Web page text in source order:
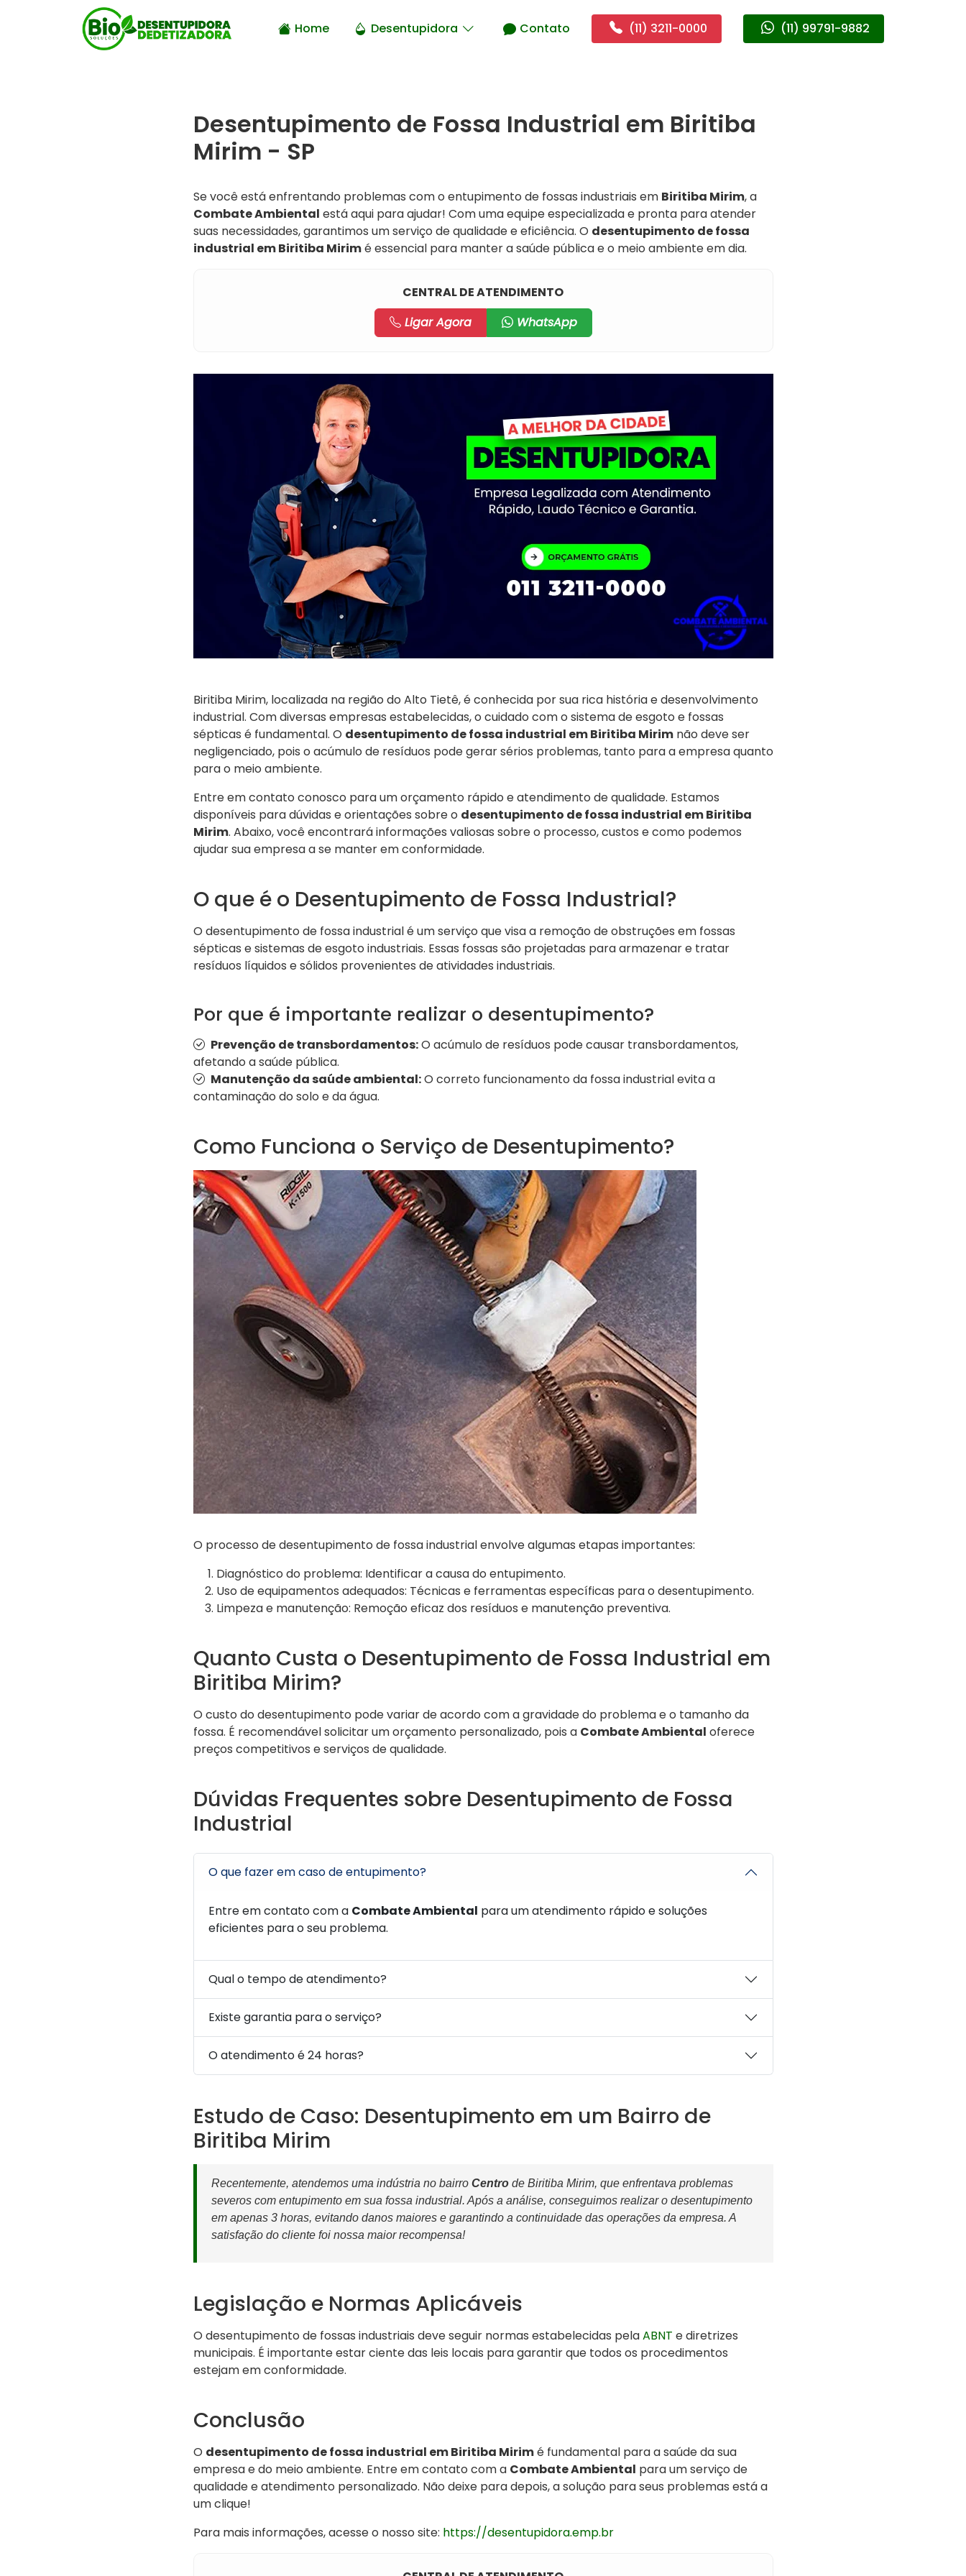
Home Desentupidora Contato (11) 3211-0000 (11) 99791-9882
Desentupimento de Fossa Industrial em Biritiba
Mirim - SP
Se você está enfrentando problemas com o entupimento de fossas industriais em Biritiba Mirim, a
Combate Ambiental está aqui para ajudar! Com uma equipe especializada e pronta para atender
suas necessidades, garantimos um serviço de qualidade e eficiência. O desentupimento de fossa
industrial em Biritiba Mirimé essencial para manter a saúde pública e o meio ambiente em dia.
CENTRAL DE ATENDIMENTO
Ligar Agora
WhatsApp
Biritiba Mirim, localizada na região do Alto Tietê, é conhecida por sua rica história e desenvolvimento
industrial. Com diversas empresas estabelecidas, o cuidado com o sistema de esgoto e fossas
sépticas é fundamental. O desentupimento de fossa industrial em Biritiba Mirimnão deve ser
negligenciado, pois o acúmulo de resíduos pode gerar sérios problemas, tanto para a empresa quanto
para o meio ambiente.
Entre em contato conosco para um orçamento rápido e atendimento de qualidade. Estamos
disponíveis para dúvidas e orientações sobre o desentupimento de fossa industrial em Biritiba
Mirim. Abaixo, você encontrará informações valiosas sobre o processo, custos e como podemos
ajudar sua empresa a se manter em conformidade.
O que é o Desentupimento de Fossa Industrial?
O desentupimento de fossa industrial é um serviço que visa a remoção de obstruções em fossas
sépticas e sistemas de esgoto industriais. Essas fossas são projetadas para armazenar e tratar
resíduos líquidos e sólidos provenientes de atividades industriais.
Por que é importante realizar o desentupimento?
Prevenção de transbordamentos:O acúmulo de resíduos pode causar transbordamentos,
afetando a saúde pública.
Manutenção da saúde ambiental:O correto funcionamento da fossa industrial evita a
contaminação do solo e da água.
Como Funciona o Serviço de Desentupimento?
O processo de desentupimento de fossa industrial envolve algumas etapas importantes:
Diagnóstico do problema: Identificar a causa do entupimento.
Uso de equipamentos adequados: Técnicas e ferramentas específicas para o desentupimento.
Limpeza e manutenção: Remoção eficaz dos resíduos e manutenção preventiva.
Quanto Custa o Desentupimento de Fossa Industrial em
Biritiba Mirim?
O custo do desentupimento pode variar de acordo com a gravidade do problema e o tamanho da
fossa. É recomendável solicitar um orçamento personalizado, pois a Combate Ambiental oferece
preços competitivos e serviços de qualidade.
Dúvidas Frequentes sobre Desentupimento de Fossa
Industrial
O que fazer em caso de entupimento?
Entre em contato com a Combate Ambiental para um atendimento rápido e soluções
eficientes para o seu problema.
Qual o tempo de atendimento?
Existe garantia para o serviço?
O atendimento é 24 horas?
Estudo de Caso: Desentupimento em um Bairro de
Biritiba Mirim
Recentemente, atendemos uma indústria no bairro Centrode Biritiba Mirim, que enfrentava problemas
severos com entupimento em sua fossa industrial. Após a análise, conseguimos realizar o desentupimento
em apenas 3 horas, evitando danos maiores e garantindo a continuidade das operações da empresa. A
satisfação do cliente foi nossa maior recompensa!
Legislação e Normas Aplicáveis
O desentupimento de fossas industriais deve seguir normas estabelecidas pelaABNT e diretrizes
municipais. É importante estar ciente das leis locais para garantir que todos os procedimentos
estejam em conformidade.
Conclusão
O desentupimento de fossa industrial em Biritiba Mirimé fundamental para a saúde da sua
empresa e do meio ambiente. Entre em contato com a Combate Ambiental para um serviço de
qualidade e atendimento personalizado. Não deixe para depois, a solução para seus problemas está a
um clique!
Para mais informações, acesse o nosso site: https://desentupidora.emp.br